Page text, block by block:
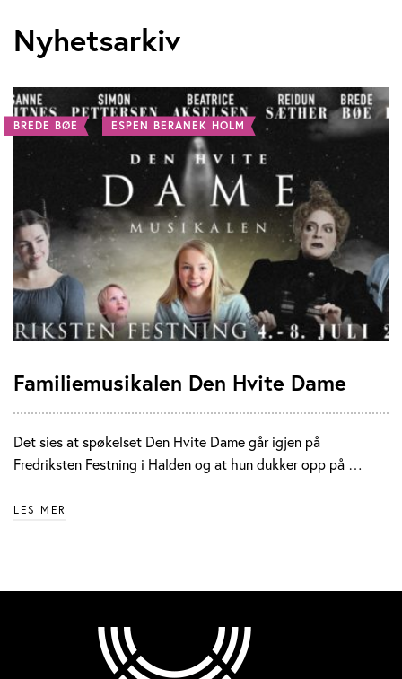
Nyhetsarkiv
BREDE BØE ESPEN BERANEK HOLM
Familiemusikalen Den Hvite Dame
Det sies at spøkelset Den Hvite Dame går igjen på
Fredriksten Festning i Halden og at hun dukker opp på …
LES MER